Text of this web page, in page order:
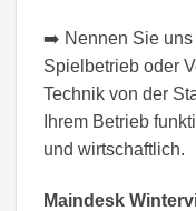
➡️ Nennen Sie uns
Spielbetrieb oder
Technik von der
Ihrem Betrieb
und wirtschaftlich.
Maindesk